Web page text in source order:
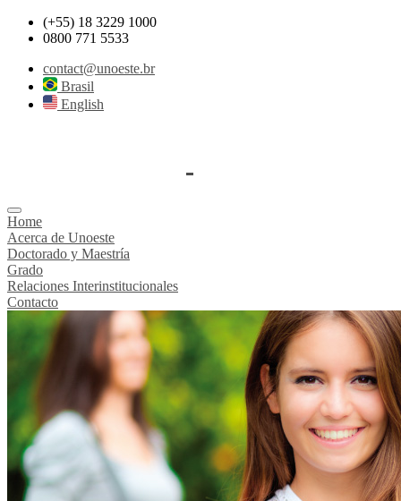
(+55) 18 3229 1000
0800 771 5533
contact@unoeste.br
Brasil
English
Home
Acerca de Unoeste
Doctorado y Maestría
Grado
Relaciones Interinstitucionales
Contacto